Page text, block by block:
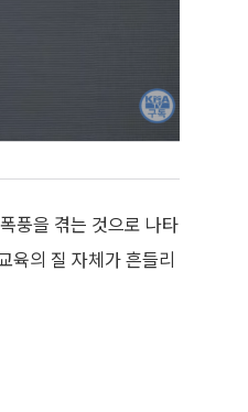
풍을 겪는 것으로 나타
육의 질 자체가 흔들리